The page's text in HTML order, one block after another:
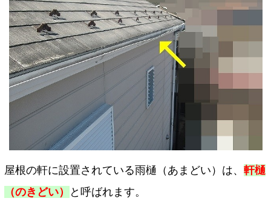
屋根の軒に設置されている雨樋（あまどい）は、 軒樋
（のきどい）
と呼ばれます。